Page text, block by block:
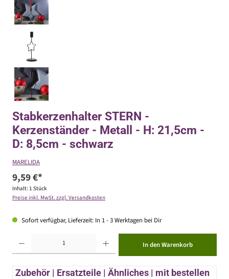
Stabkerzenhalter STERN -
Kerzenständer - Metall - H: 21,5cm -
D: 8,5cm - schwarz
MARELIDA
9,59 €*
Inhalt: 1 Stück
Preise inkl. MwSt. zzgl. Versandkosten
Sofort verfügbar, Lieferzeit: In 1 - 3 Werktagen bei Dir
In den Warenkorb
Zubehör | Ersatzteile | Ähnliches | mit bestellen